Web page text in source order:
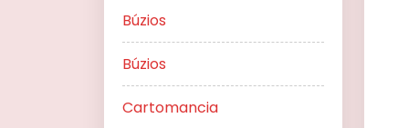
Búzios
Búzios
Cartomancia